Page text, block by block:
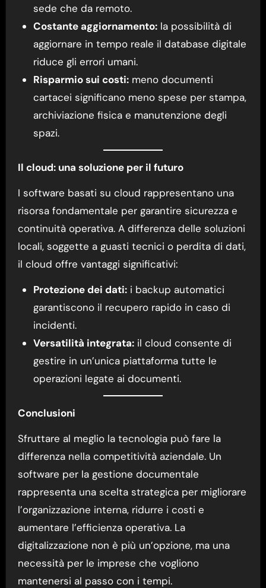
sede che da remoto.
Costante aggiornamento:la possibilità di
aggiornare in tempo reale il database digitale
riduce gli errori umani.
Risparmio sui costi:meno documenti
cartacei significano meno spese per stampa,
archiviazione fisica e manutenzione degli
spazi.
Il cloud: una soluzione per il futuro
I software basati su cloud rappresentano una
risorsa fondamentale per garantire sicurezza e
continuità operativa. A differenza delle soluzioni
locali, soggette a guasti tecnici o perdita di dati,
il cloud offre vantaggi significativi:
Protezione dei dati:i backup automatici
garantiscono il recupero rapido in caso di
incidenti.
Versatilità integrata:il cloud consente di
gestire in un’unica piattaforma tutte le
operazioni legate ai documenti.
Conclusioni
Sfruttare al meglio la tecnologia può fare la
differenza nella competitività aziendale. Un
software per la gestione documentale
rappresenta una scelta strategica per migliorare
l’organizzazione interna, ridurre i costi e
aumentare l’efficienza operativa. La
digitalizzazione non è più un’opzione, ma una
necessità per le imprese che vogliono
mantenersi al passo con i tempi.